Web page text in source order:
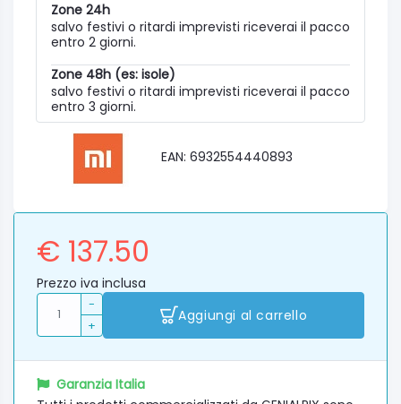
Zone 24h
salvo festivi o ritardi imprevisti riceverai il pacco
entro 2 giorni.
Zone 48h (es: isole)
salvo festivi o ritardi imprevisti riceverai il pacco
entro 3 giorni.
EAN: 6932554440893
€ 137.50
Prezzo iva inclusa
-
+
Aggiungi al carrello
Garanzia Italia